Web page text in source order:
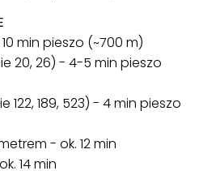
min pieszo (~700 m)
20, 26) - 4-5 min pieszo
189, 523) - 4 min pieszo
- ok. 12 min
14 min